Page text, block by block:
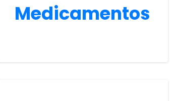
Medicamentos